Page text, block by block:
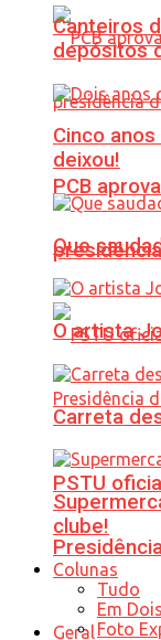
PCB
PSTU
Geral
Canteiros
depósitos
Cinco
deixou!
Que
O artista
Carreta
clube!
Colunas
Tudo
Em
Foto